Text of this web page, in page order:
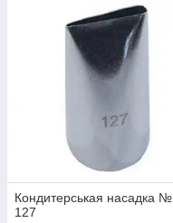
Кондитерськая насадка №
127